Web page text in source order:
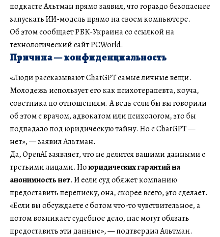
подкасте Альтман прямо заявил, что гораздо безопаснее
запускать ИИ-модель прямо на своем компьютере.
Об этом сообщает РБК-Украина со ссылкой на
технологический сайт PCWorld.
Причина — конфиденциальность
«Люди рассказывают ChatGPT самые личные вещи.
Молодежь использует его как психотерапевта, коуча,
советника по отношениям. А ведь если бы вы говорили
об этом с врачом, адвокатом или психологом, это бы
подпадало под юридическую тайну. Но с ChatGPT —
нет», — заявил Альтман.
Да, OpenAI заявляет, что не делится вашими данными с
третьими лицами. Ноюридических гарантий на
анонимность нет. И если суд обяжет компанию
предоставить переписку, она, скорее всего, это сделает.
«Если вы обсуждаете с ботом что-то чувствительное, а
потом возникает судебное дело, нас могут обязать
предоставить эти данные», — подтвердил Альтман.